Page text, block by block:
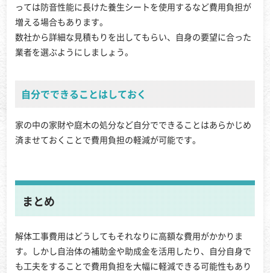
っては防音性能に長けた養生シートを使用するなど費用負担が
増える場合もあります。
数社から詳細な見積もりを出してもらい、自身の要望に合った
業者を選ぶようにしましょう。
自分でできることはしておく
家の中の家財や庭木の処分など自分でできることはあらかじめ
済ませておくことで費用負担の軽減が可能です。
まとめ
解体工事費用はどうしてもそれなりに高額な費用がかかりま
す。しかし自治体の補助金や助成金を活用したり、自分自身で
も工夫をすることで費用負担を大幅に軽減できる可能性もあり